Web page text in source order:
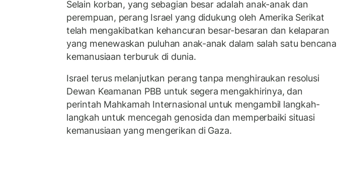
Selain korban, yang sebagian besar adalah anak-anak dan
perempuan, perang Israel yang didukung oleh Amerika Serikat
telah mengakibatkan kehancuran besar-besaran dan kelaparan
yang menewaskan puluhan anak-anak dalam salah satu bencana
kemanusiaan terburuk di dunia.
Israel terus melanjutkan perang tanpa menghiraukan resolusi
Dewan Keamanan PBB untuk segera mengakhirinya, dan
perintah Mahkamah Internasional untuk mengambil langkah-
langkah untuk mencegah genosida dan memperbaiki situasi
kemanusiaan yang mengerikan di Gaza.